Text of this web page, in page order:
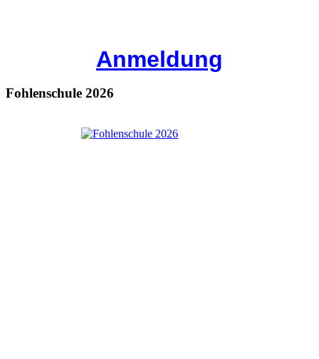
Anmeldung
Fohlenschule 2026